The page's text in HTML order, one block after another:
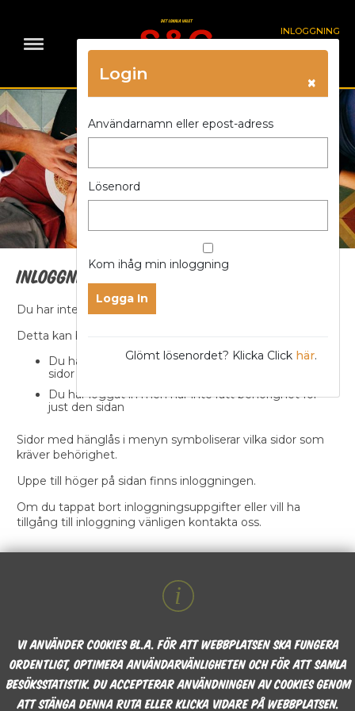
INLOGGNING
Login ×
Användarnamn eller epost-adress
Lösenord
Kom ihåg min inloggning
Glömt lösenordet? Klicka Click här.
Inloggning och behörighet
Du har inte åtkomst till sidan.
Detta kan bero på något av följande orsaker
Du har inte loggat in för att ta kunna del av låsta
sidor
Du har loggat in men har inte rätt behörighet för
just den sidan
Sidor med hänglås i menyn symboliserar vilka sidor som
kräver behörighet.
Uppe till höger på sidan finns inloggningen.
Om du tappat bort inloggningsuppgifter eller vill ha
tillgång till inloggning vänligen kontakta oss.
Vi använder cookies bl.a. för att webbplatsen ska fungera
ordentligt, optimera användarvänligheten och för att samla
besöksstatistik. Du accepterar användningen av cookies genom
att stänga denna ruta eller klicka vidare på webbplatsen.